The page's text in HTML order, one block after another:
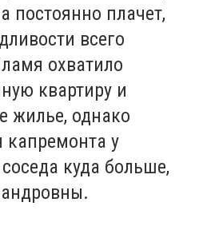
плачет,
всего
охватило
квартиру и
жилье, однако
у
куда больше,